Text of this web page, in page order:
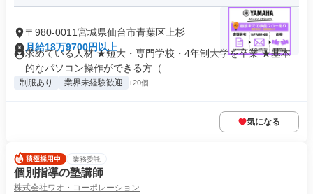
〒980-0011宮城県仙台市青葉区上杉
月給18万9700円以上
求めている人材 ★短大・専門学校・4年制大学を卒業 ★基本
的なパソコン操作ができる方（...
制服あり 業界未経験歓迎 +20個
気になる
業務委託
個別指導の塾講師
株式会社ワオ・コーポレーション